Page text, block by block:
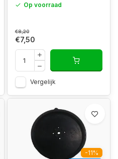
Op voorraad
€8,20
€7,50
Vergelijk
-11%